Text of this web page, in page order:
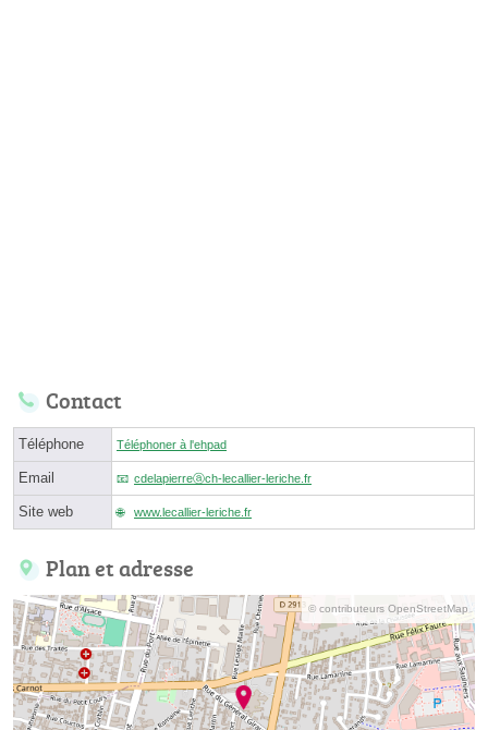
Contact
Téléphone Téléphoner à l'ehpad
Email cdelapierreⓐch-lecallier-leriche.fr
Site web www.lecallier-leriche.fr
Plan et adresse
© contributeurs OpenStreetMap